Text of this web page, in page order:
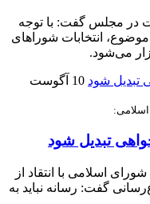
در مجلس گفت: با توجه
انتخابات شوراهای
می‌شود.
10 آگوست
تبدیل شود
اسلامی با انتقاد از
گفت: رسانه نباید به